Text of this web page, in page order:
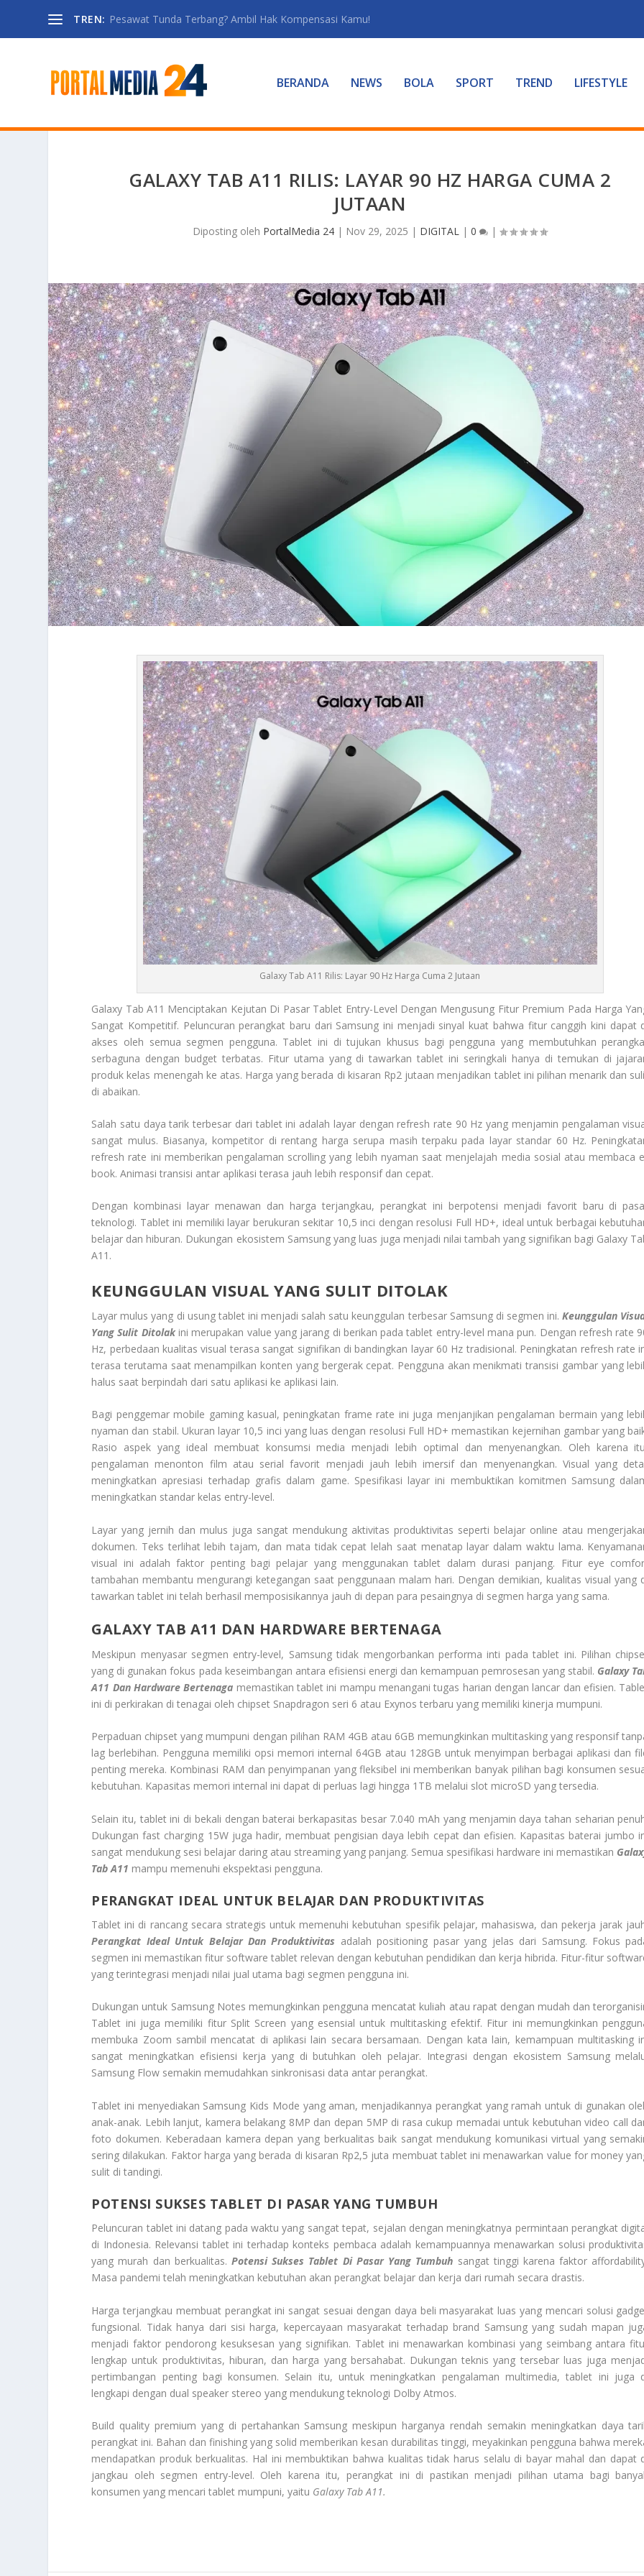
TREN: Pesawat Tunda Terbang? Ambil Hak Kompensasi Kamu!
BERANDA NEWS BOLA SPORT TREND LIFESTYLE
GALAXY TAB A11 RILIS: LAYAR 90 HZ HARGA CUMA 2
JUTAAN
Diposting oleh PortalMedia 24 | Nov 29, 2025 | DIGITAL |0 |
Galaxy Tab A11 Rilis: Layar 90 Hz Harga Cuma 2 Jutaan
Galaxy Tab A11 Menciptakan Kejutan Di Pasar Tablet Entry-Level Dengan Mengusung Fitur Premium Pada Harga
Sangat Kompetitif. Peluncuran perangkat baru dari Samsung ini menjadi sinyal kuat bahwa fitur canggih kini dapat
akses oleh semua segmen pengguna. Tablet ini di tujukan khusus bagi pengguna yang membutuhkan
serbaguna dengan budgetterbatas. Fitur utama yang di tawarkan tablet ini seringkali hanya di temukan di
produk kelas menengah ke atas. Harga yang berada di kisaran Rp2 jutaan menjadikan tablet ini pilihan menarik dan
di abaikan.
Salah satu daya tarik terbesar dari tablet ini adalah layar dengan refresh rate 90 Hz yang menjamin pengalaman
sangat mulus. Biasanya, kompetitor di rentang harga serupa masih terpaku pada layar standar 60 Hz.
refresh rate ini memberikan pengalaman scrolling yang lebih nyaman saat menjelajah media sosial atau membaca
book. Animasi transisi antar aplikasi terasa jauh lebih responsif dan cepat.
Dengan kombinasi layar menawan dan harga terjangkau, perangkat ini berpotensi menjadi favorit baru di
teknologi. Tablet ini memiliki layar berukuran sekitar 10,5 inci dengan resolusi Full HD+, ideal untuk berbagai
belajar dan hiburan. Dukungan ekosistem Samsung yang luas juga menjadi nilai tambah yang signifikan bagi Galaxy
A11 .
KEUNGGULAN VISUAL YANG SULIT DITOLAK
Layar mulus yang di usung tablet ini menjadi salah satu keunggulan terbesar Samsung di segmen ini.Keunggulan
Yang Sulit Ditolakini merupakan value yang jarang di berikan pada tablet entry-level mana pun. Dengan refresh rate
Hz, perbedaan kualitas visual terasa sangat signifikan di bandingkan layar 60 Hz tradisional. Peningkatan refresh rate
terasa terutama saat menampilkan konten yang bergerak cepat. Pengguna akan menikmati transisi gambar yang
halus saat berpindah dari satu aplikasi ke aplikasi lain.
Bagi penggemar mobile gamingkasual, peningkatan frame rate ini juga menjanjikan pengalaman bermain yang
nyaman dan stabil. Ukuran layar 10,5 inci yang luas dengan resolusi Full HD+ memastikan kejernihan gambar yang
Rasio aspek yang ideal membuat konsumsi media menjadi lebih optimal dan menyenangkan. Oleh karena
pengalaman menonton film atau serial favorit menjadi jauh lebih imersif dan menyenangkan. Visual yang
meningkatkan apresiasi terhadap grafis dalam game. Spesifikasi layar ini membuktikan komitmen Samsung
meningkatkan standar kelas entry-level.
Layar yang jernih dan mulus juga sangat mendukung aktivitas produktivitas seperti belajar online atau
dokumen. Teks terlihat lebih tajam, dan mata tidak cepat lelah saat menatap layar dalam waktu lama.
visual ini adalah faktor penting bagi pelajar yang menggunakan tablet dalam durasi panjang. Fitur eye
tambahan membantu mengurangi ketegangan saat penggunaan malam hari. Dengan demikian, kualitas visual yang
tawarkan tablet ini telah berhasil memposisikannya jauh di depan para pesaingnya di segmen harga yang sama.
GALAXY TAB A11 DAN HARDWARE BERTENAGA
Meskipun menyasar segmen entry-level, Samsung tidak mengorbankan performa inti pada tablet ini. Pilihan
yang di gunakan fokus pada keseimbangan antara efisiensi energi dan kemampuan pemrosesan yang stabil. Galaxy
A11 Dan Hardware Bertenaga memastikan tablet ini mampu menangani tugas harian dengan lancar dan efisien.
ini di perkirakan di tenagai oleh chipset Snapdragon seri 6 atau Exynos terbaru yang memiliki kinerja mumpuni.
Perpaduan chipset yang mumpuni dengan pilihan RAM 4GB atau 6GB memungkinkan multitasking yang responsif
lag berlebihan. Pengguna memiliki opsi memori internal 64GB atau 128GB untuk menyimpan berbagai aplikasi dan
penting mereka. Kombinasi RAM dan penyimpanan yang fleksibel ini memberikan banyak pilihan bagi konsumen
kebutuhan. Kapasitas memori internal ini dapat di perluas lagi hingga 1TB melalui slot microSD yang tersedia.
Selain itu, tablet ini di bekali dengan baterai berkapasitas besar 7.040 mAh yang menjamin daya tahan seharian
Dukunganfast charging 15W juga hadir, membuat pengisian daya lebih cepat dan efisien. Kapasitas baterai jumbo
sangat mendukung sesi belajar daring atau streaming yang panjang. Semua spesifikasi hardware ini memastikan G
Tab A11 mampu memenuhi ekspektasi pengguna.
PERANGKAT IDEAL UNTUK BELAJAR DAN PRODUKTIVITAS
Tablet ini di rancang secara strategis untuk memenuhi kebutuhan spesifik pelajar, mahasiswa, dan pekerja jarak
Perangkat Ideal Untuk Belajar Dan Produktivitas adalah positioning pasar yang jelas dari Samsung. Fokus
segmen ini memastikan fitur software tablet relevan dengan kebutuhan pendidikan dan kerja hibrida. Fitur-fitur
yang terintegrasi menjadi nilai jual utama bagi segmen pengguna ini.
Dukungan untuk Samsung Notes memungkinkan pengguna mencatat kuliah atau rapat dengan mudah dan
Tablet ini juga memiliki fitur Split Screen yang esensial untuk multitaskingefektif. Fitur ini memungkinkan
membuka Zoom sambil mencatat di aplikasi lain secara bersamaan. Dengan kata lain, kemampuan multitasking
sangat meningkatkan efisiensi kerja yang di butuhkan oleh pelajar. Integrasi dengan ekosistem Samsung
Samsung Flow semakin memudahkan sinkronisasi data antar perangkat.
Tablet ini menyediakan Samsung Kids Mode yang aman, menjadikannya perangkat yang ramah untuk di gunakan
anak-anak. Lebih lanjut, kamera belakang 8MP dan depan 5MP di rasa cukup memadai untuk kebutuhanvideo call
foto dokumen. Keberadaan kamera depan yang berkualitas baik sangat mendukung komunikasi virtual yang
sering dilakukan. Faktor harga yang berada di kisaran Rp2,5 juta membuat tablet ini menawarkan value for money
sulit di tandingi.
POTENSI SUKSES TABLET DI PASAR YANG TUMBUH
Peluncuran tablet ini datang pada waktu yang sangat tepat, sejalan dengan meningkatnya permintaan perangkat
di Indonesia. Relevansi tablet ini terhadap konteks pembaca adalah kemampuannya menawarkan solusi
yang murah dan berkualitas.Potensi Sukses Tablet Di Pasar Yang Tumbuh sangat tinggi karena faktor
Masa pandemi telah meningkatkan kebutuhan akan perangkat belajar dan kerja dari rumah secara drastis.
Harga terjangkau membuat perangkat ini sangat sesuai dengan daya beli masyarakat luas yang mencari solusi
fungsional. Tidak hanya dari sisi harga, kepercayaan masyarakat terhadap brand Samsung yang sudah mapan
menjadi faktor pendorong kesuksesan yang signifikan. Tablet ini menawarkan kombinasi yang seimbang antara
lengkap untuk produktivitas, hiburan, dan harga yang bersahabat. Dukungan teknis yang tersebar luas juga
pertimbangan penting bagi konsumen. Selain itu, untuk meningkatkan pengalaman multimedia, tablet ini juga
lengkapi dengan dual speaker stereo yang mendukung teknologi Dolby Atmos.
Build quality premium yang di pertahankan Samsung meskipun harganya rendah semakin meningkatkan daya
perangkat ini. Bahan danfinishing yang solid memberikan kesan durabilitas tinggi, meyakinkan pengguna bahwa
mendapatkan produk berkualitas. Hal ini membuktikan bahwa kualitas tidak harus selalu di bayar mahal dan dapat
jangkau oleh segmen entry-level. Oleh karena itu, perangkat ini di pastikan menjadi pilihan utama bagi
konsumen yang mencari tablet mumpuni, yaitu Galaxy Tab A11.